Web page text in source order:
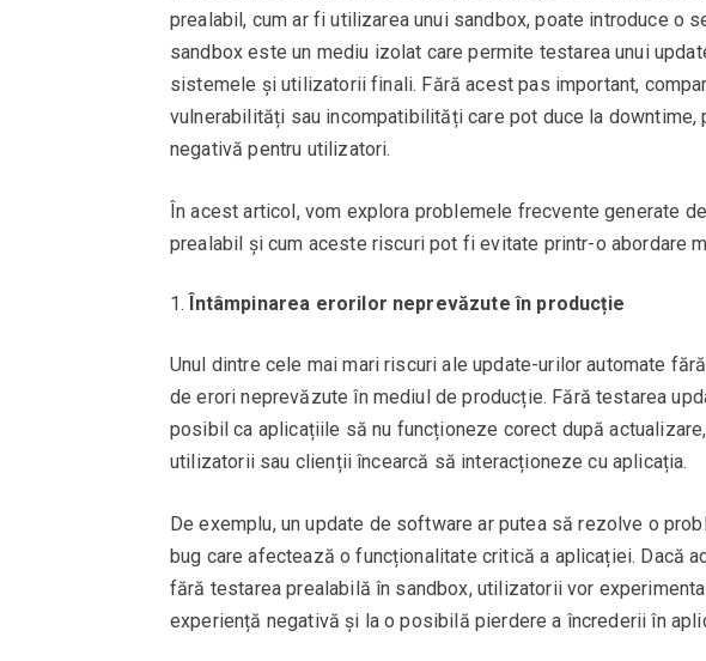
prealabil, cum ar fi utilizarea unui sandbox, poate introduce o
sandbox este un mediu izolat care permite testarea unui
sistemele și utilizatorii finali. Fără acest pas important,
vulnerabilități sau incompatibilități care pot duce la
negativă pentru utilizatori.
În acest articol, vom explora problemele frecvente generate
prealabil și cum aceste riscuri pot fi evitate printr-o abordare
Întâmpinarea erorilor neprevăzute în producție
Unul dintre cele mai mari riscuri ale update-urilor automate
de erori neprevăzute în mediul de producție. Fără testarea
posibil ca aplicațiile să nu funcționeze corect după
utilizatorii sau clienții încearcă să interacționeze cu aplicația.
De exemplu, un update de software ar putea să rezolve o
bug care afectează o funcționalitate critică a aplicației. Dacă
fără testarea prealabilă în sandbox, utilizatorii vor
experiență negativă și la o posibilă pierdere a încrederii în